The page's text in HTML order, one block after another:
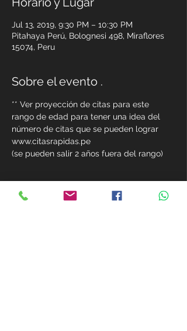
Jul 13, 2019, 9:30 PM – 10:30 PM
Pitahaya Perú, Bolognesi 498, Miraflores
15074, Peru
Sobre el evento .
** Ver proyección de citas para este
rango de edad para tener una idea del
número de citas que se pueden lograr
www.citasrapidas.pe
(se pueden salir 2 años fuera del rango)